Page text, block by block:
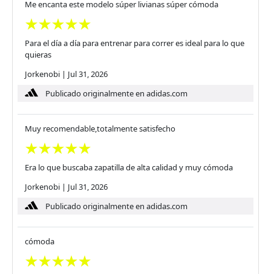
Me encanta este modelo súper livianas súper cómoda
Para el día a día para entrenar para correr es ideal para lo que
quieras
Jorkenobi | Jul 31, 2026
Publicado originalmente en adidas.com
Muy recomendable,totalmente satisfecho
Era lo que buscaba zapatilla de alta calidad y muy cómoda
Jorkenobi | Jul 31, 2026
Publicado originalmente en adidas.com
cómoda